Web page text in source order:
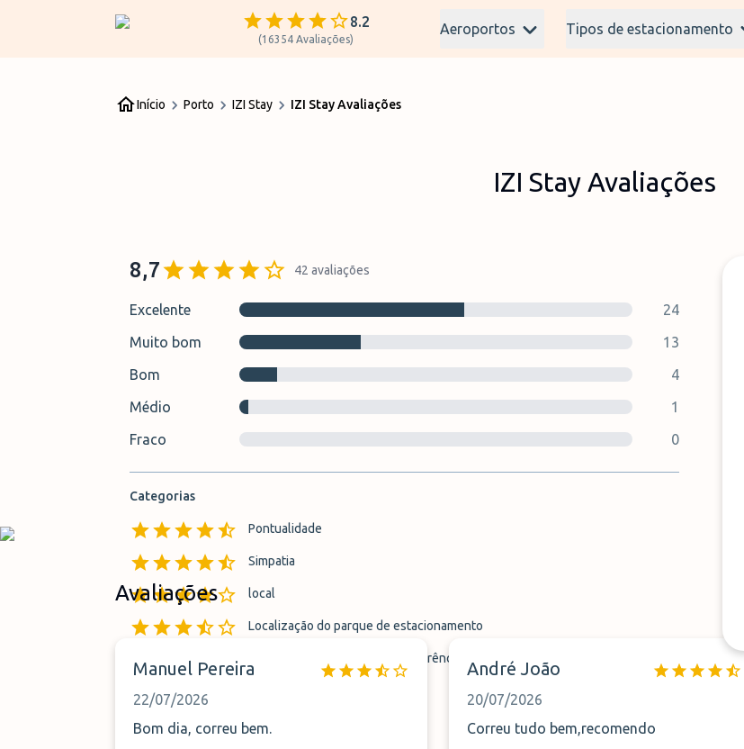
8.2
(16354 Avaliações)
Aeroportos Tipos de estacionamento
Início Porto IZI Stay IZI Stay Avaliações
IZI Stay Avaliações
8,7 42 avaliações
Excelente
24
Muito bom
13
Bom
4
Médio
1
Fraco
0
Categorias
Pontualidade
Simpatia
local
Localização do parque de estacionamento
Localização do ponto de transferência
Avaliações
Manuel Pereira
22/07/2026
Bom dia, correu bem.
André João
20/07/2026
Correu tudo bem,recomendo